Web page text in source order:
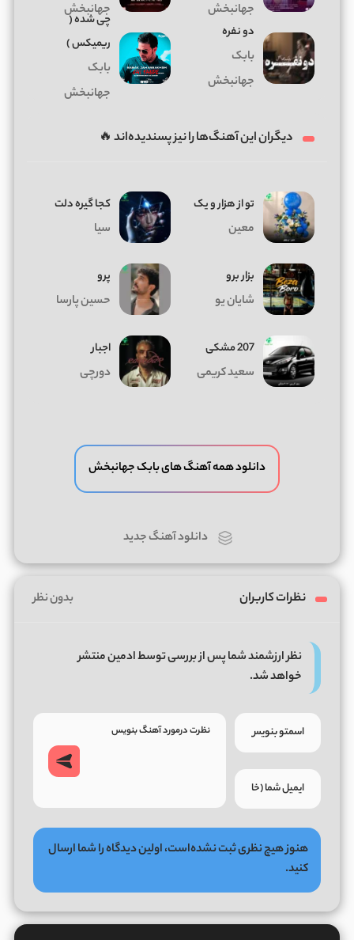
جهانبخش
جهانبخش
دو نفره
بابک
جهانبخش
چی شده (
ریمیکس )
بابک
جهانبخش
دیگران این آهنگ‌ها را نیز پسندیده‌اند 🔥
تو از هزار و یک
معین
کجا گیره دلت
سیا
بزار برو
شایان یو
پرو
حسین پارسا
207 مشکی
سعید کریمی
اجبار
دورچی
دانلود همه آهنگ های بابک جهانبخش
دانلود آهنگ جدید
نظرات کاربران بدون نظر
نظر ارزشمند شما پس از بررسی توسط ادمین منتشر
خواهد شد.
هنوز هیچ نظری ثبت نشده‌است، اولین دیدگاه را شما ارسال
کنید.